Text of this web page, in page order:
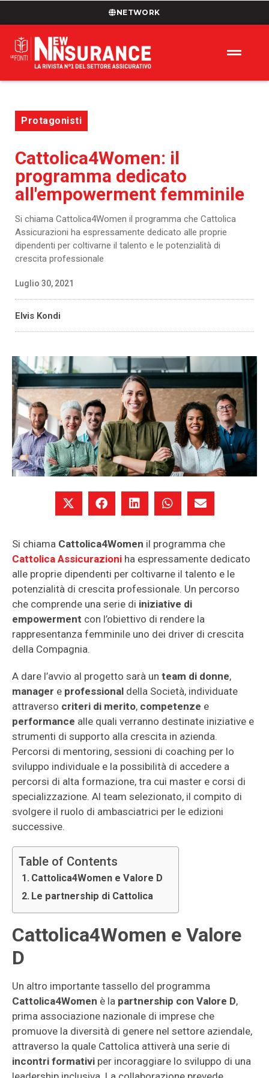
NETWORK
Protagonisti
Cattolica4Women: il
programma dedicato
all'empowerment femminile
Si chiama Cattolica4Women il programma che Cattolica
Assicurazioni ha espressamente dedicato alle proprie
dipendenti per coltivarne il talento e le potenzialità di
crescita professionale
Luglio 30, 2021
Elvis Kondi
Si chiama Cattolica4Women il programma che
Cattolica Assicurazioni ha espressamente dedicato
alle proprie dipendenti per coltivarne il talento e le
potenzialità di crescita professionale. Un percorso
che comprende una serie di iniziative di
empowerment con l’obiettivo di rendere la
rappresentanza femminile uno dei driver di crescita
della Compagnia.
A dare l’avvio al progetto sarà un team di donne,
manager e professional della Società, individuate
attraverso criteri di merito, competenze e
performance alle quali verranno destinate iniziative e
strumenti di supporto alla crescita in azienda.
Percorsi di mentoring, sessioni di coaching per lo
sviluppo individuale e la possibilità di accedere a
percorsi di alta formazione, tra cui master e corsi di
specializzazione. Al team selezionato, il compito di
svolgere il ruolo di ambasciatrici per le edizioni
successive.
Table of Contents
Cattolica4Women e Valore D
Le partnership di Cattolica
Cattolica4Women e Valore
D
Un altro importante tassello del programma
Cattolica4Women è la partnership con Valore D,
prima associazione nazionale di imprese che
promuove la diversità di genere nel settore aziendale,
attraverso la quale Cattolica attiverà una serie di
incontri formativi per incoraggiare lo sviluppo di una